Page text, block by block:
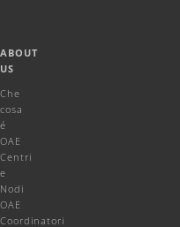
ABOUT
US
Che
cosa
é
OAE
Centri
e
Nodi
OAE
Coordinatori